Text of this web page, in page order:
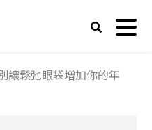
讓鬆弛眼袋增加你的年